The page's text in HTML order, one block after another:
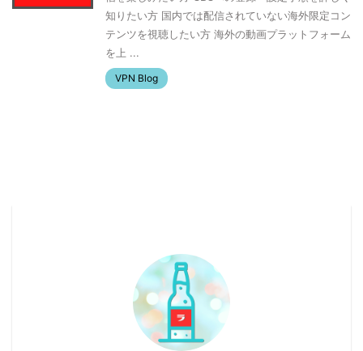
知りたい方 国内では配信されていない海外限定コン
テンツを視聴したい方 海外の動画プラットフォーム
を上 ...
VPN Blog